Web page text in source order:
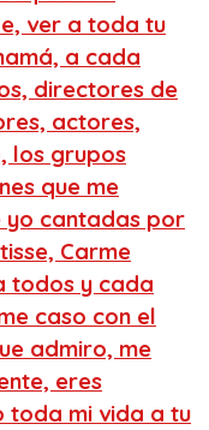
ver a toda tu
a cada
directores de
actores,
los grupos
que me
yo cantadas por
Carme
todos y cada
caso con el
admiro, me
eres
toda mi vida a tu